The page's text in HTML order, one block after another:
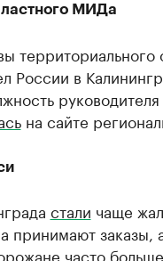
МИДа
территориального
России в
на сайте
стали чаще
принимают заказы,
часто